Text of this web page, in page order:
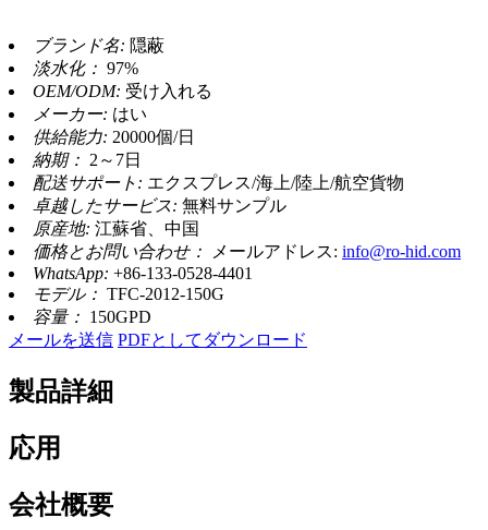
ブランド名: 隠蔽
淡水化： 97%
OEM/ODM: 受け入れる
メーカー: はい
供給能力: 20000個/日
納期： 2～7日
配送サポート: エクスプレス/海上/陸上/航空貨物
卓越したサービス: 無料サンプル
原産地: 江蘇省、中国
価格とお問い合わせ：
メールアドレス: info@ro-hid.com
WhatsApp: +86-133-0528-4401
モデル： TFC-2012-150G
容量： 150GPD
メールを送信 PDFとしてダウンロード
製品詳細
応用
会社概要